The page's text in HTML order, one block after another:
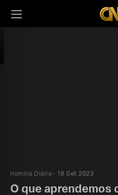
Homilia Diária 18 Set 2023
O que aprendemos